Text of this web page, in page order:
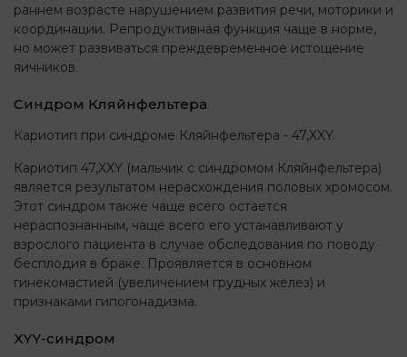
раннем возрасте нарушением развития речи, моторики и
координации. Репродуктивная функция чаще в норме,
но может развиваться преждевременное истощение
яичников.
Синдром Кляйнфельтера
Кариотип при синдроме Кляйнфельтера - 47,XXY.
Кариотип 47,XXY (мальчик с синдромом Кляйнфельтера)
является результатом нерасхождения половых хромосом.
Этот синдром также чаще всего остается
нераспознанным, чаще всего его устанавливают у
взрослого пациента в случае обследования по поводу
бесплодия в браке. Проявляется в основном
гинекомастией (увеличением грудных желез) и
признаками гипогонадизма.
XYY-синдром